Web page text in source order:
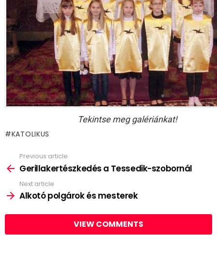
Tekintse meg galériánkat!
KATOLIKUS
more
Previous article
Gerillakertészkedés a Tessedik-szobornál
Next article
Alkotó polgárok és mesterek
VIEW COMMENTS